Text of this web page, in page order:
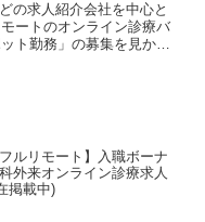
の求人紹介会社を中心と
ートのオンライン診療バ
ト勤務」の募集を見かけ
ルリモート】入職ボーナ
外来オンライン診療求人
掲載中)